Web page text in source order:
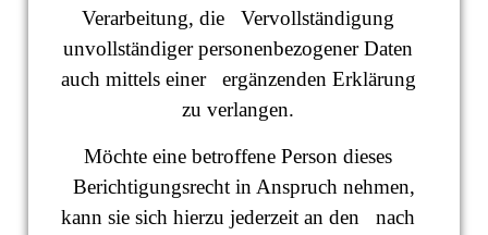
Verarbeitung, die Vervollständigung
unvollständiger personenbezogener Daten
auch mittels einer ergänzenden Erklärung
zu verlangen.
Möchte eine betroffene Person dieses
Berichtigungsrecht in Anspruch nehmen,
kann sie sich hierzu jederzeit an den nach